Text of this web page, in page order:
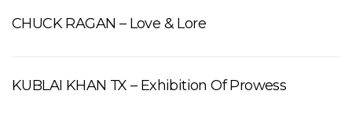
CHUCK RAGAN – Love & Lore
KUBLAI KHAN TX – Exhibition Of Prowess